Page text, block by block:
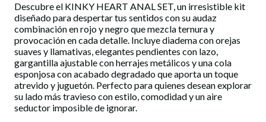
Descubre el KINKY HEART ANAL SET, un irresistible kit
diseñado para despertar tus sentidos con su audaz
combinación en rojo y negro que mezcla ternura y
provocación en cada detalle. Incluye diadema con orejas
suaves y llamativas, elegantes pendientes con lazo,
gargantilla ajustable con herrajes metálicos y una cola
esponjosa con acabado degradado que aporta un toque
atrevido y juguetón. Perfecto para quienes desean explorar
su lado más travieso con estilo, comodidad y un aire
seductor imposible de ignorar.